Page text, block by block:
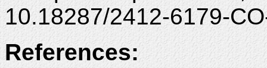
10.18287/2412-6179-
References: